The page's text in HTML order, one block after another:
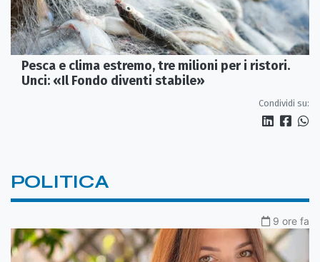
Pesca e clima estremo, tre milioni per i ristori.
Unci: «Il Fondo diventi stabile»
Condividi su:
POLITICA
9 ore fa